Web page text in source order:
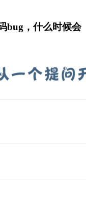
bug，什么时候会